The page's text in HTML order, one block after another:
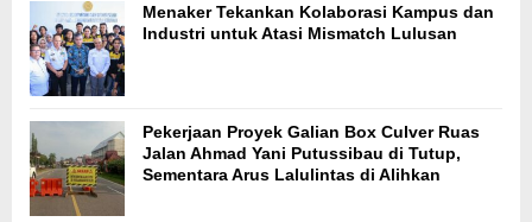
Menaker Tekankan Kolaborasi Kampus dan
Industri untuk Atasi Mismatch Lulusan
Pekerjaan Proyek Galian Box Culver Ruas
Jalan Ahmad Yani Putussibau di Tutup,
Sementara Arus Lalulintas di Alihkan